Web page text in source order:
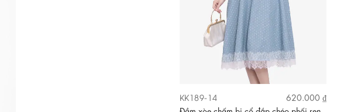
KK189-14
620.000 ₫
Đầm xòe chấm bi cổ đắp chéo phối ren